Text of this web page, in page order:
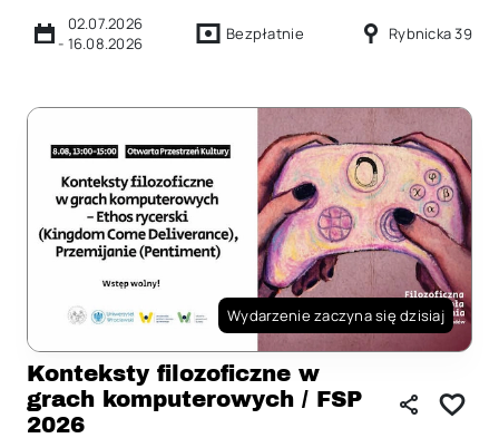
02.07.2026
- 16.08.2026 Bezpłatnie Rybnicka 39
Wydarzenie zaczyna się dzisiaj
Konteksty filozoficzne w
grach komputerowych / FSP
2026